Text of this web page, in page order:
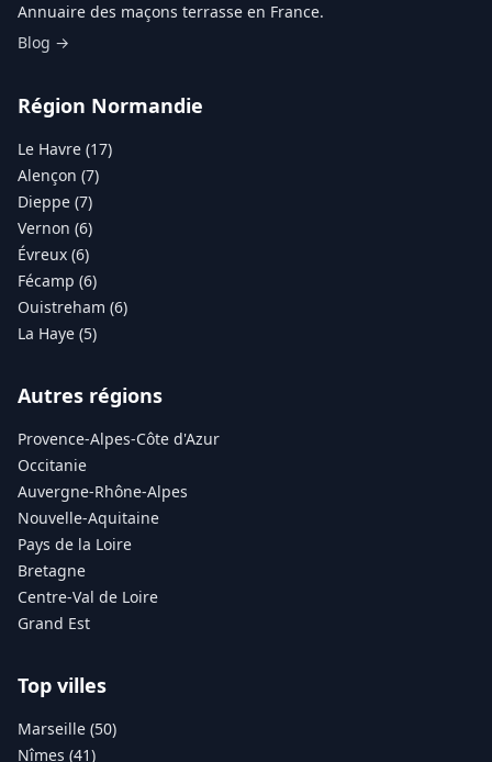
Annuaire des maçons terrasse en France.
Blog →
Région Normandie
Le Havre (17)
Alençon (7)
Dieppe (7)
Vernon (6)
Évreux (6)
Fécamp (6)
Ouistreham (6)
La Haye (5)
Autres régions
Provence-Alpes-Côte d'Azur
Occitanie
Auvergne-Rhône-Alpes
Nouvelle-Aquitaine
Pays de la Loire
Bretagne
Centre-Val de Loire
Grand Est
Top villes
Marseille (50)
Nîmes (41)